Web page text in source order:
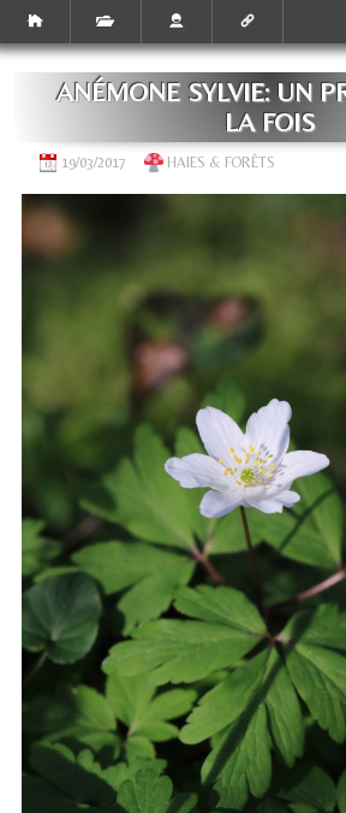
ANÉMONE SYLVIE: UN
LA FOIS
19/03/2017 HAIES & FORÊTS